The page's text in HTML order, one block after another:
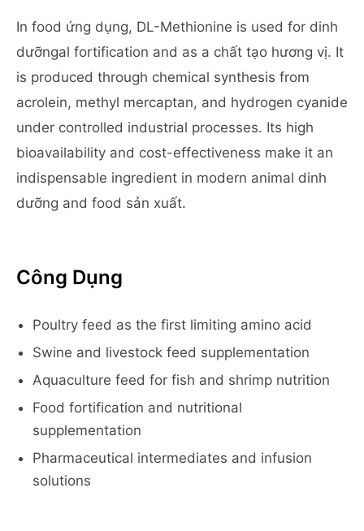
In food ứng dụng, DL-Methionine is used for dinh
dưỡngal fortification and as a chất tạo hương vị. It
is produced through chemical synthesis from
acrolein, methyl mercaptan, and hydrogen cyanide
under controlled industrial processes. Its high
bioavailability and cost-effectiveness make it an
indispensable ingredient in modern animal dinh
dưỡng and food sản xuất.
Công Dụng
Poultry feed as the first limiting amino acid
Swine and livestock feed supplementation
Aquaculture feed for fish and shrimp nutrition
Food fortification and nutritional
supplementation
Pharmaceutical intermediates and infusion
solutions